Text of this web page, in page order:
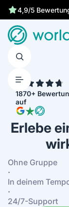
4,9/5
Gesetzliche
1870+
auf
Erlebe
Ohne Gruppe
·
In deinem
·
24/7-Support